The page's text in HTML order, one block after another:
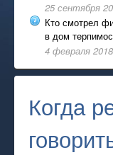
25 сентября
Кто смотрел
в дом
4 февраля 2018
Когда